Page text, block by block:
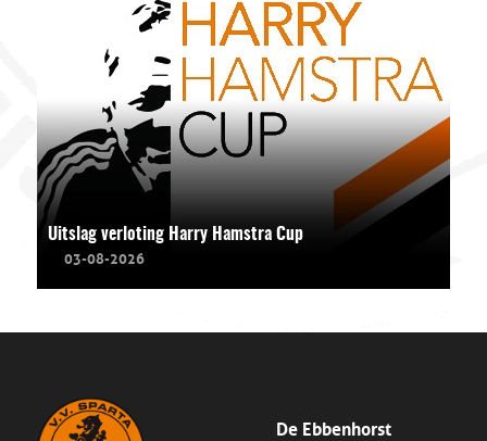
Uitslag verloting Harry Hamstra Cup
03-08-2026
De Ebbenhorst